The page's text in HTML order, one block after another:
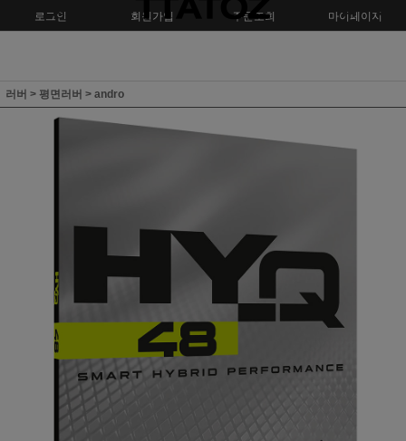
로그인 회원가입 주문조회 마이페이지
러버 > 평면러버 > andro